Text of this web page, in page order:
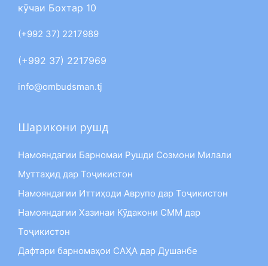
кӯчаи Бохтар 10
(+992 37) 2217989
(+992 37) 2217969
info@ombudsman.tj
Шарикони рушд
Намояндагии Барномаи Рушди Созмони Милали
Муттаҳид дар Тоҷикистон
Намояндагии Иттиҳоди Аврупо дар Тоҷикистон
Намояндагии Хазинаи Кӯдакони СММ дар
Тоҷикистон
Дафтари барномаҳои САҲА дар Душанбе